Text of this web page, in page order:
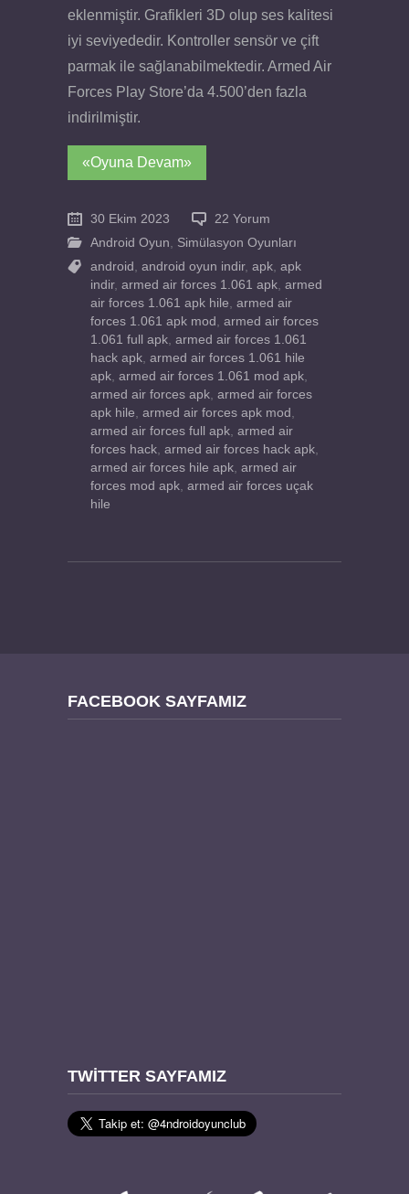
eklenmiştir. Grafikleri 3D olup ses kalitesi
iyi seviyededir. Kontroller sensör ve çift
parmak ile sağlanabilmektedir. Armed Air
Forces Play Store’da 4.500’den fazla
indirilmiştir.
«Oyuna Devam»
30 Ekim 2023
22 Yorum
Android Oyun
Simülasyon Oyunları
android
android oyun indir, apk apk
indir, armed air forces 1.061 apk armed
air forces 1.061 apk hile armed air
forces 1.061 apk mod
armed air forces
1.061 full apk armed air forces 1.061
hack apk armed air forces 1.061 hile
apk armed air forces 1.061 mod apk
armed air forces apk armed air forces
apk hile armed air forces apk mod
armed air forces full apk armed air
forces hack armed air forces hack apk
armed air forces hile apk armed air
forces mod apk armed air forces uçak
hile
FACEBOOK SAYFAMIZ
TWITTER SAYFAMIZ